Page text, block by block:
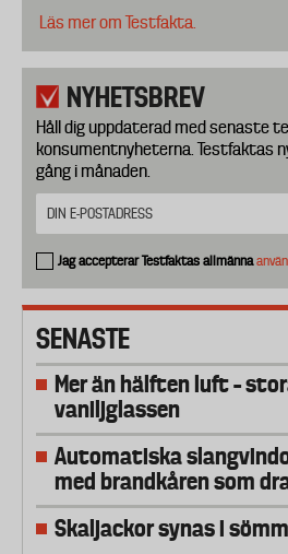
Läs mer om Testfakta.
NYHETSBREV
Håll dig uppdaterad med senaste
konsumentnyheterna. Testfaktas
gång i månaden.
Jag accepterar Testfaktas allmänna
SENASTE
Mer än hälften luft –
vaniljglassen
Automatiska
med brandkåren som
Skaljackor synas i